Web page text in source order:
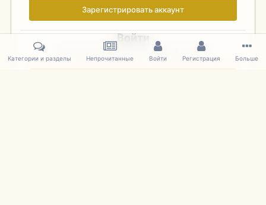
Зарегистрировать аккаунт
Войти
Уже зарегистрированы? Войдите здесь.
Категории и разделы Непрочитанные Войти Регистрация Больше